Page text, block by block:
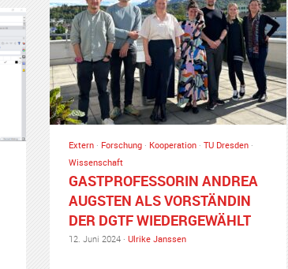
Extern· Forschung· Kooperation· TU Dresden·
Wissenschaft
GASTPROFESSORIN ANDREA
AUGSTEN ALS VORSTÄNDIN
DER DGTF WIEDERGEWÄHLT
12. Juni 2024 · Ulrike Janssen